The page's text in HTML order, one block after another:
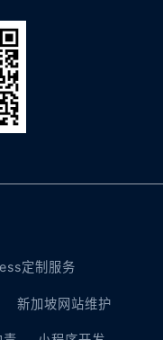
定制服务
新加坡网站维护